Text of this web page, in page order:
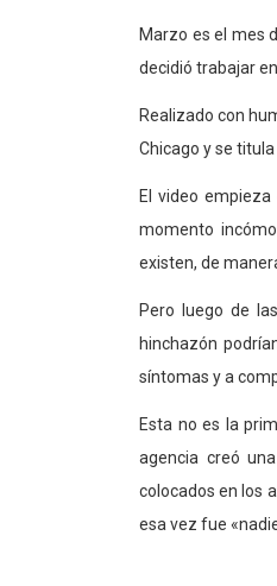
Marzo es el mes
decidió trabajar
Realizado con
Chicago y se titula
El video
momento
existen, de
Pero luego de
hinchazón
síntomas y a
Esta no es la
agencia creó
colocados en los
esa vez fue